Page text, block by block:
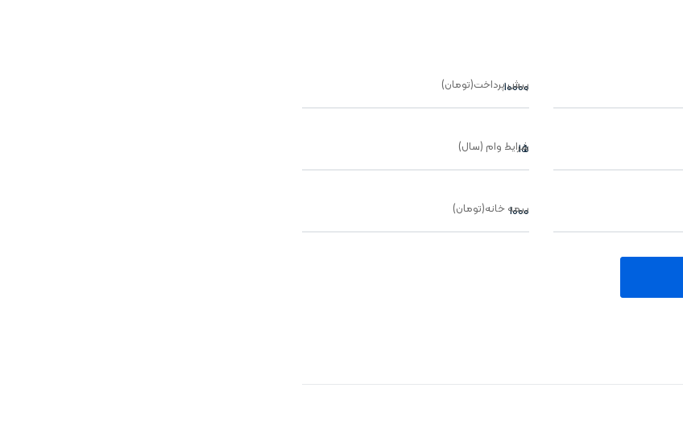
پیش پرداخت(تومان)
شرایط وام (سال)
بیمه خانه(تومان)